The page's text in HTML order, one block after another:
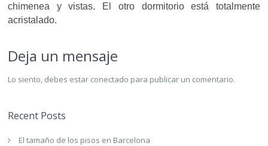
chimenea y vistas. El otro dormitorio está totalmente
acristalado.
Deja un mensaje
Lo siento, debes estar conectado para publicar un comentario.
Recent Posts
El tamaño de los pisos en Barcelona